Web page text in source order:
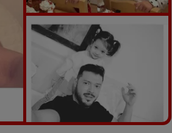
Vezi galeria foto